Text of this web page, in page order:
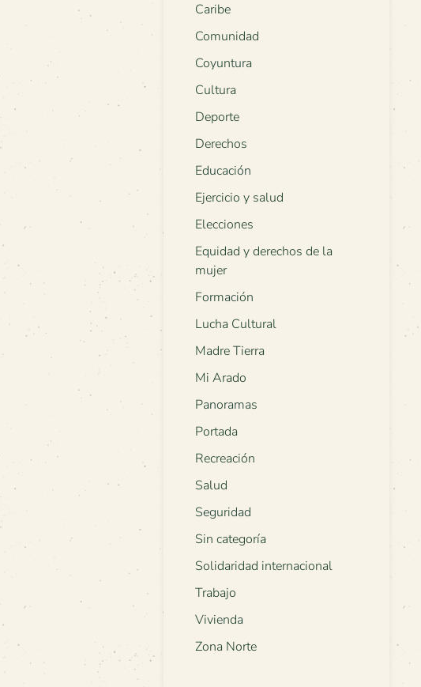
Caribe
Comunidad
Coyuntura
Cultura
Deporte
Derechos
Educación
Ejercicio y salud
Elecciones
Equidad y derechos de la
mujer
Formación
Lucha Cultural
Madre Tierra
Mi Arado
Panoramas
Portada
Recreación
Salud
Seguridad
Sin categoría
Solidaridad internacional
Trabajo
Vivienda
Zona Norte